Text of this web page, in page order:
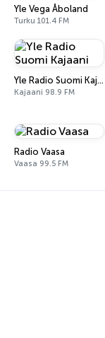
Yle Vega Åboland
Turku 101.4 FM
Yle Radio Suomi Kajaani
Kajaani 98.9 FM
Radio Vaasa
Vaasa 99.5 FM